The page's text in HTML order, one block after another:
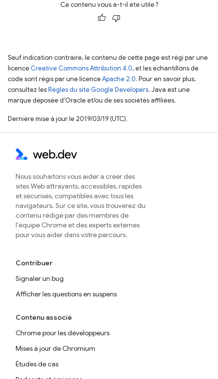
Ce contenu vous a-t-il été utile ?
Sauf indication contraire, le contenu de cette page est régi par une
licence Creative Commons Attribution 4.0, et les échantillons de
code sont régis par une licenceApache 2.0. Pour en savoir plus,
consultez lesRègles du site Google Developers. Java est une
marque déposée d'Oracle et/ou de ses sociétés affiliées.
Dernière mise à jour le 2019/03/19 (UTC).
Nous souhaitons vous aider à créer des
sites Web attrayants, accessibles, rapides
et sécurisés, compatibles avec tous les
navigateurs. Sur ce site, vous trouverez du
contenu rédigé par des membres de
l'équipe Chrome et des experts externes
pour vous aider dans votre parcours.
Contribuer
Signaler un bug
Afficher les questions en suspens
Contenu associé
Chrome pour les développeurs
Mises à jour de Chromium
Études de cas